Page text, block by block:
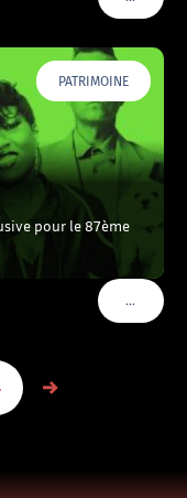
VOIR
PATRIMOINE
pour le 87ème
…VOIR